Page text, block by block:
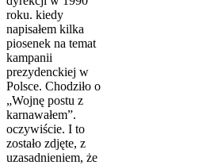
roku. kiedy
napisałem kilka
piosenek na temat
kampanii
prezydenckiej w
Polsce. Chodziło o
„Wojnę postu z
karnawałem”.
oczywiście. I to
zostało zdjęte, z
uzasadnieniem, że